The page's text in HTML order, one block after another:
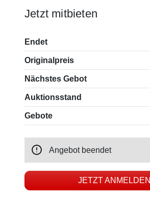
Jetzt mitbieten
Endet
Originalpreis
Nächstes Gebot
Auktionsstand
Gebote
Angebot beendet
JETZT ANMELDEN